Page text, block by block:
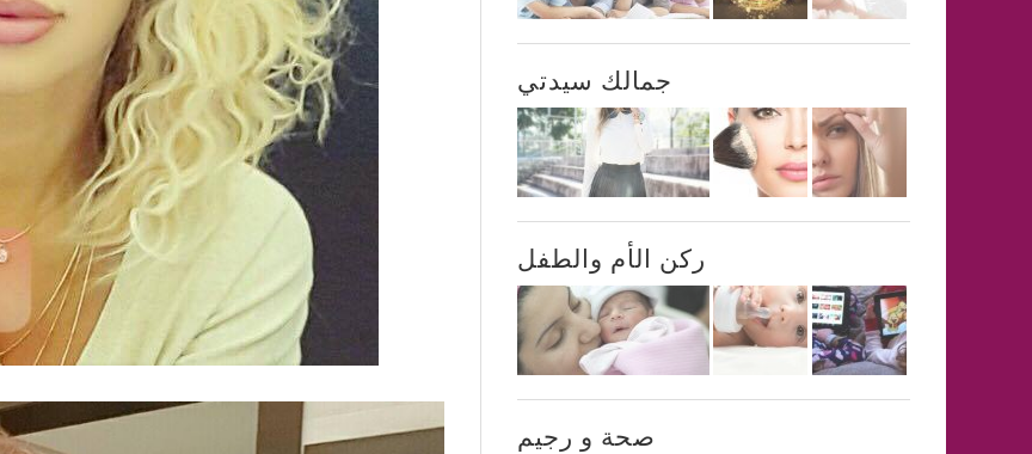
جمالك سيدتي
ركن الأم والطفل
صحة و رجيم